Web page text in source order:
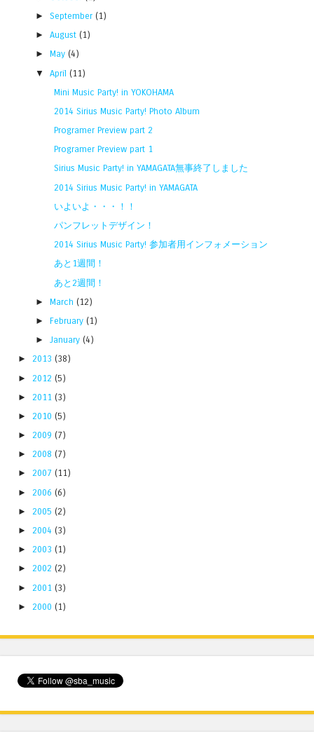
►September (1)
►August (1)
►May (4)
▼April (11)
Mini Music Party! in YOKOHAMA
2014 Sirius Music Party! Photo Album
Programer Preview part 2
Programer Preview part 1
Sirius Music Party! in YAMAGATA無事終了しました
2014 Sirius Music Party! in YAMAGATA
いよいよ・・・！！
パンフレットデザイン！
2014 Sirius Music Party! 参加者用インフォメーション
あと1週間！
あと2週間！
►March (12)
►February (1)
►January (4)
► 2013 (38)
► 2012 (5)
► 2011 (3)
► 2010 (5)
► 2009 (7)
► 2008 (7)
► 2007 (11)
► 2006 (6)
► 2005 (2)
► 2004 (3)
► 2003 (1)
► 2002 (2)
► 2001 (3)
► 2000 (1)